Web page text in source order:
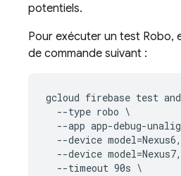
potentiels.
Pour exécuter un test Robo,
de commande suivant :
gcloud firebase test
  --type robo \
--app app-debug-
--device
--device
  --timeout 90s \